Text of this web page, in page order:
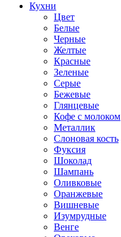
Кухни
Цвет
Белые
Черные
Желтые
Красные
Зеленые
Серые
Бежевые
Глянцевые
Кофе с молоком
Металлик
Слоновая кость
Фуксия
Шоколад
Шампань
Оливковые
Оранжевые
Вишневые
Изумрудные
Венге